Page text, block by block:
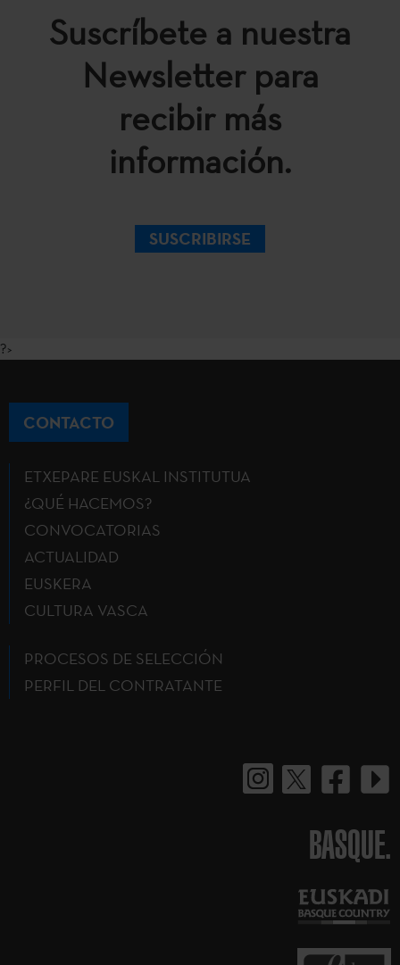
Suscríbete a nuestra
Newsletter para
recibir más
información.
SUSCRIBIRSE
?>
CONTACTO
ETXEPARE EUSKAL INSTITUTUA
¿QUÉ HACEMOS?
CONVOCATORIAS
ACTUALIDAD
EUSKERA
CULTURA VASCA
PROCESOS DE SELECCIÓN
PERFIL DEL CONTRATANTE
BASQUE.